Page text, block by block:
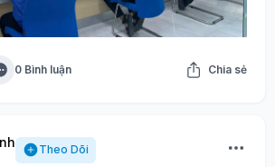
0 Bình luận Chia sẻ
Theo Dõi